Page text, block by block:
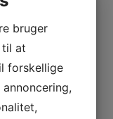
EU-regler om
bruger
til at
forskellige